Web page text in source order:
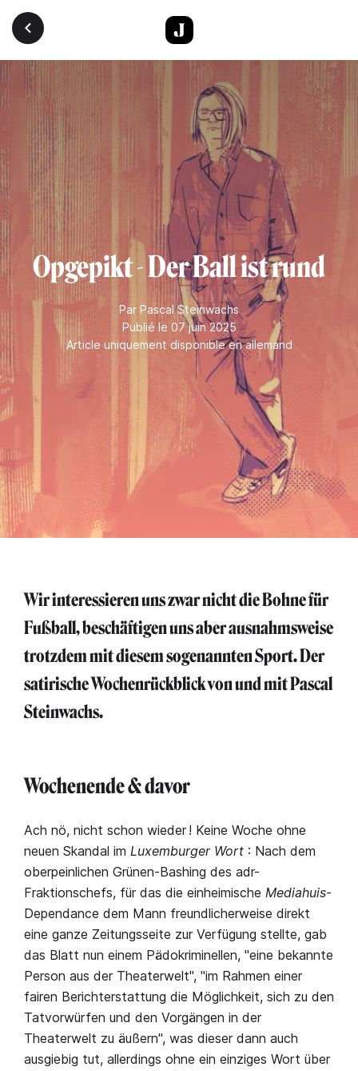
Aller au contenu principal
Opgepikt - Der Ball ist rund
Par Pascal Steinwachs
Publié le 07 juin 2025
Article uniquement disponible en allemand
Wir interessieren uns zwar nicht die Bohne für
Fußball, beschäftigen uns aber ausnahmsweise
trotzdem mit diesem sogenannten Sport. Der
satirische Wochenrückblick von und mit Pascal
Steinwachs.
Wochenende & davor
Ach nö, nicht schon wieder ! Keine Woche ohne
neuen Skandal im Luxemburger Wort : Nach dem
oberpeinlichen Grünen-Bashing des adr-
Fraktionschefs, für das die einheimische Mediahuis-
Dependance dem Mann freundlicherweise direkt
eine ganze Zeitungsseite zur Verfügung stellte, gab
das Blatt nun einem Pädokriminellen, "eine bekannte
Person aus der Theaterwelt", "im Rahmen einer
fairen Berichterstattung die Möglichkeit, sich zu den
Tatvorwürfen und den Vorgängen in der
Theaterwelt zu äußern", was dieser dann auch
ausgiebig tut, allerdings ohne ein einziges Wort über